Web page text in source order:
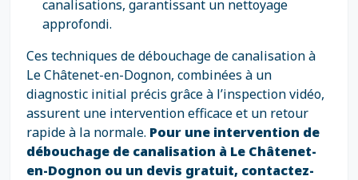
canalisations, garantissant un nettoyage
approfondi.
Ces techniques de débouchage de canalisation à
Le Châtenet-en-Dognon, combinées à un
diagnostic initial précis grâce à l’inspection vidéo,
assurent une intervention efficace et un retour
rapide à la normale. Pour une intervention de
débouchage de canalisation à Le Châtenet-
en-Dognon ou un devis gratuit, contactez-